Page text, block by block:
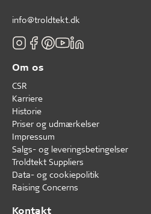
info@troldtekt.dk
Om os
CSR
Karriere
Historie
Priser og udmærkelser
Impressum
Salgs- og leveringsbetingelser
Troldtekt Suppliers
Data- og cookiepolitik
Raising Concerns
Kontakt